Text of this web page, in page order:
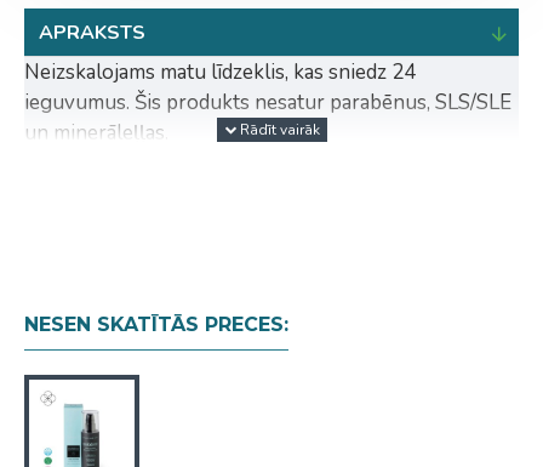
APRAKSTS
Neizskalojams matu līdzeklis, kas sniedz 24
ieguvumus. Šis produkts nesatur parabēnus, SLS/SLE
un minerāleļļas.
Padara matus vieglāk ķemmējamus
Izlīdzina porainību
Veido apjomu
Izceļ matu cirtas
Atjauno bojātus matus
NESEN SKATĪTĀS PRECES: